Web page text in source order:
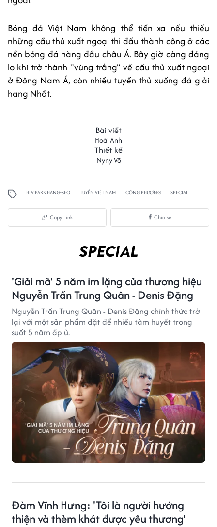
Bóng đá Việt Nam không thể tiến xa nếu thiếu
những cầu thủ xuất ngoại thi đấu thành công ở các
nền bóng đá hàng đầu châu Á. Bây giờ càng đáng
lo khi trở thành "vùng trắng" về cầu thủ xuất ngoại
ở Đông Nam Á, còn nhiều tuyển thủ xuống đá giải
hạng Nhất.
Bài viết
Hoài Anh
Thiết kế
Nyny Võ
HLV PARK HANG-SEO TUYỂN VIỆT NAM CÔNG PHƯỢNG SPECIAL
Copy Link Chia sẻ
'Giải mã' 5 năm im lặng của thương hiệu
Nguyễn Trần Trung Quân - Denis Đặng
Nguyễn Trần Trung Quân - Denis Đặng chính thức trở
lại với một sản phẩm đặt để nhiều tâm huyết trong
suốt 5 năm ấp ủ.
Đàm Vĩnh Hưng: 'Tôi là người hướng
thiện và thèm khát được yêu thương'